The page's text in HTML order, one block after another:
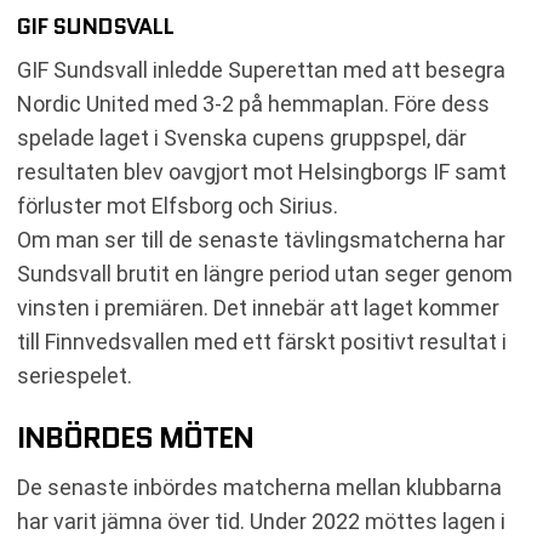
GIF SUNDSVALL
GIF Sundsvall inledde Superettan med att besegra
Nordic United med 3-2 på hemmaplan. Före dess
spelade laget i Svenska cupens gruppspel, där
resultaten blev oavgjort mot Helsingborgs IF samt
förluster mot Elfsborg och Sirius.
Om man ser till de senaste tävlingsmatcherna har
Sundsvall brutit en längre period utan seger genom
vinsten i premiären. Det innebär att laget kommer
till Finnvedsvallen med ett färskt positivt resultat i
seriespelet.
INBÖRDES MÖTEN
De senaste inbördes matcherna mellan klubbarna
har varit jämna över tid. Under 2022 möttes lagen i